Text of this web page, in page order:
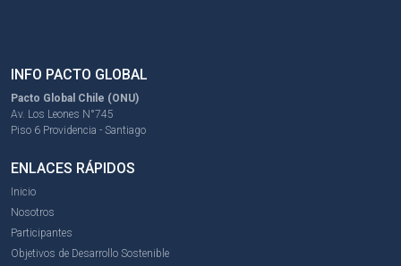
INFO PACTO GLOBAL
Pacto Global Chile (ONU)
Av. Los Leones N°745
Piso 6 Providencia - Santiago
ENLACES RÁPIDOS
Inicio
Nosotros
Participantes
Objetivos de Desarrollo Sostenible